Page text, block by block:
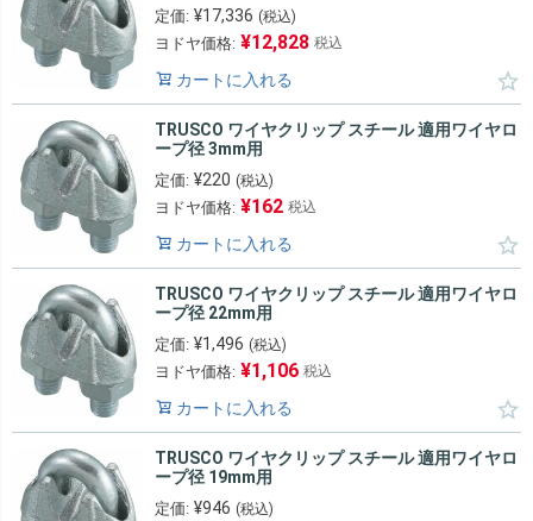
定価: ¥17,336 (税込)
ヨドヤ価格: ¥12,828 税込
カートに入れる
TRUSCO ワイヤクリップ スチール 適用ワイヤロ
ープ径 3mm用
定価: ¥220 (税込)
ヨドヤ価格: ¥162 税込
カートに入れる
TRUSCO ワイヤクリップ スチール 適用ワイヤロ
ープ径 22mm用
定価: ¥1,496 (税込)
ヨドヤ価格: ¥1,106 税込
カートに入れる
TRUSCO ワイヤクリップ スチール 適用ワイヤロ
ープ径 19mm用
定価: ¥946 (税込)